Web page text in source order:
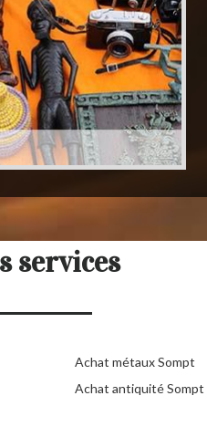
services
Achat métaux Sompt
Achat antiquité Sompt